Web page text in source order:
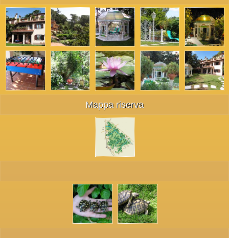
Mappa riserva